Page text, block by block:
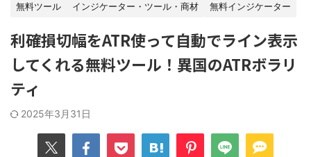
無料ツール インジケーター・ツール・商材 無料インジケーター
利確損切幅をATR使って自動でライン表示
してくれる無料ツール！異国のATRボラリ
ティ
2025年3月31日